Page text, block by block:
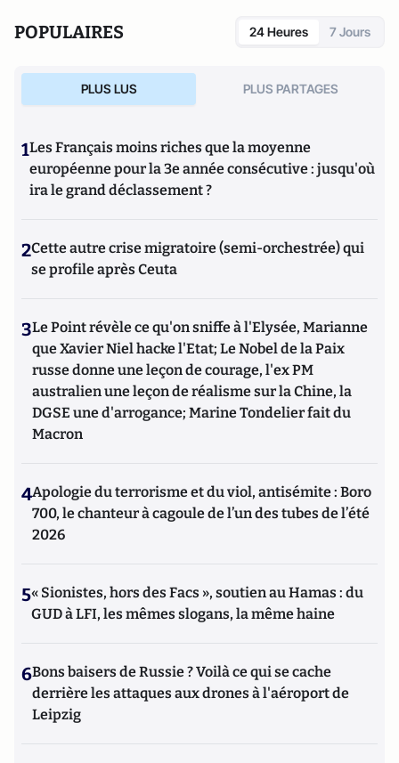
POPULAIRES 24 Heures 7 Jours
PLUS LUS PLUS PARTAGES
1Les Français moins riches que la moyenne
européenne pour la 3e année consécutive : jusqu'où
ira le grand déclassement ?
2Cette autre crise migratoire (semi-orchestrée) qui
se profile après Ceuta
3Le Point révèle ce qu'on sniffe à l'Elysée, Marianne
que Xavier Niel hacke l'Etat; Le Nobel de la Paix
russe donne une leçon de courage, l'ex PM
australien une leçon de réalisme sur la Chine, la
DGSE une d'arrogance; Marine Tondelier fait du
Macron
4Apologie du terrorisme et du viol, antisémite : Boro
700, le chanteur à cagoule de l’un des tubes de l’été
2026
5« Sionistes, hors des Facs », soutien au Hamas : du
GUD à LFI, les mêmes slogans, la même haine
6Bons baisers de Russie ? Voilà ce qui se cache
derrière les attaques aux drones à l'aéroport de
Leipzig